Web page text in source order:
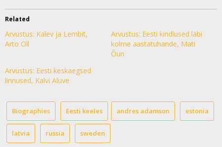
Related
Arvustus: Kalev ja Lembit,
Arto Oll
Arvustus: Eesti kindlused läbi
kolme aastatuhande, Mati
Õun
Arvustus: Eesti keskaegsed
linnused, Kalvi Aluve
Biographies Eesti keeles andres adamson estonia
latvia russia sweden